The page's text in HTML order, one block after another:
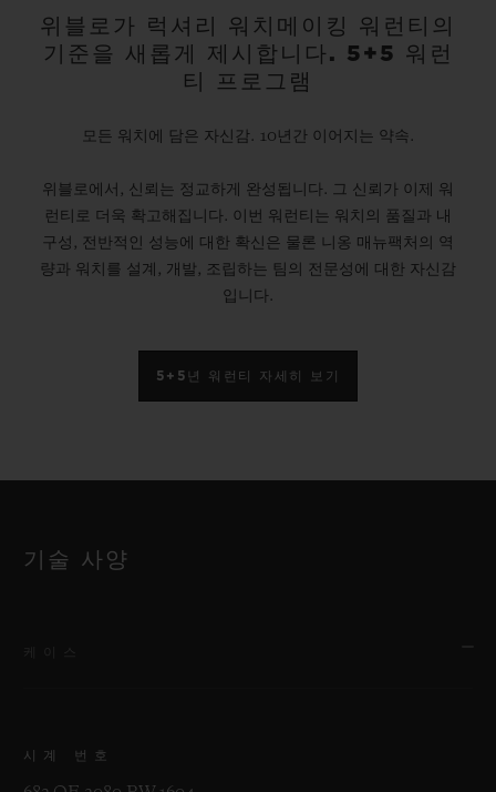
위블로가 럭셔리 워치메이킹 워런티의
기준을 새롭게 제시합니다. 5+5 워런
티 프로그램
모든 워치에 담은 자신감. 10년간 이어지는 약속.
위블로에서, 신뢰는 정교하게 완성됩니다. 그 신뢰가 이제 워
런티로 더욱 확고해집니다. 이번 워런티는 워치의 품질과 내
구성, 전반적인 성능에 대한 확신은 물론 니옹 매뉴팩처의 역
량과 워치를 설계, 개발, 조립하는 팀의 전문성에 대한 자신감
입니다.
5+5년 워런티 자세히 보기
기술 사양
시계 번호